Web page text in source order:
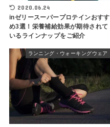
2020.06.24
inゼリースーパープロテインおすす
め3選！栄養補給効果が期待されて
いるラインナップをご紹介
ランニング・ウォーキングウェア